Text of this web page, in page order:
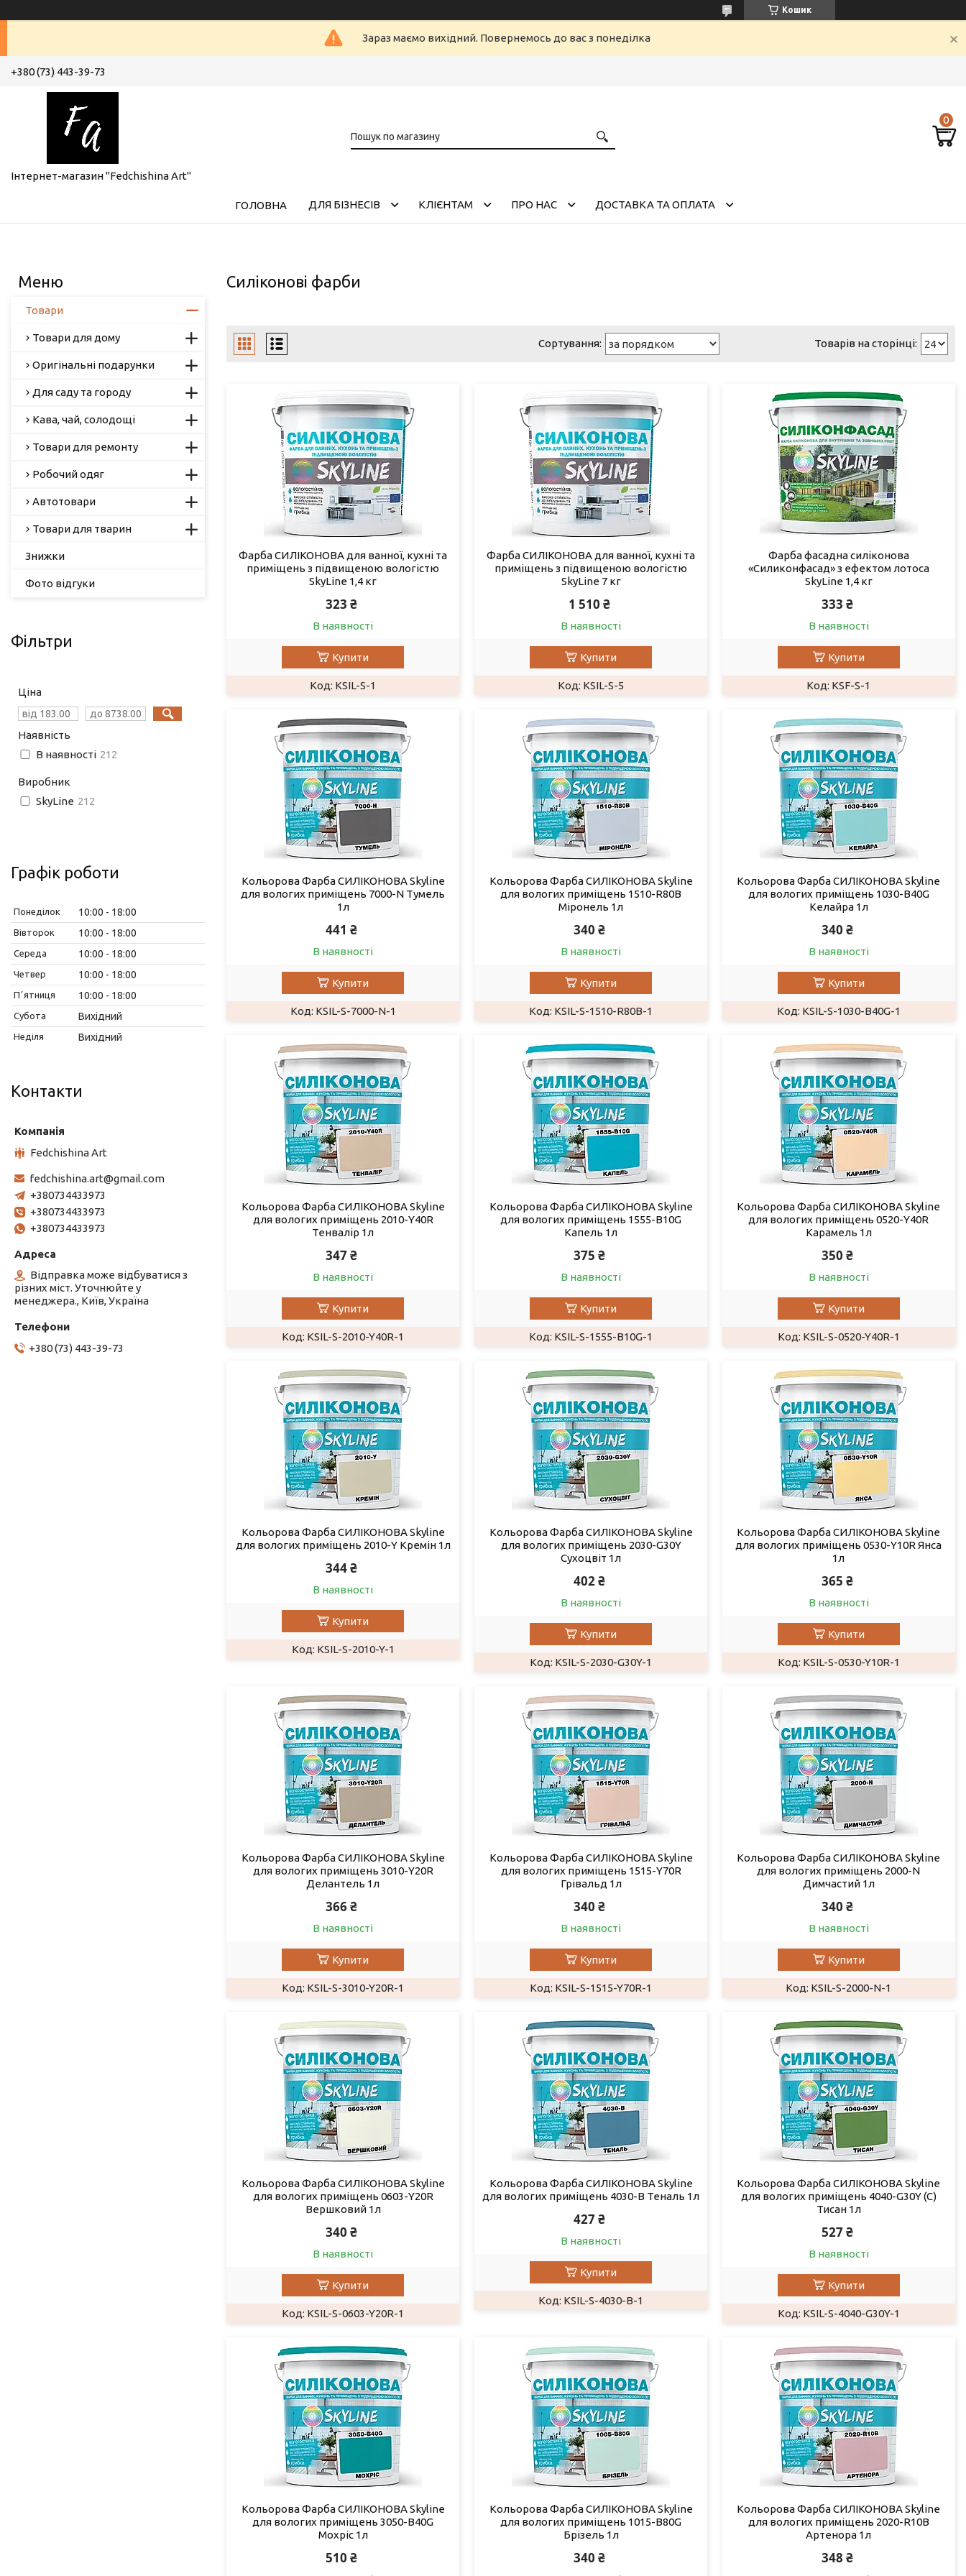
Кошик
Зараз маємо вихідний. Повернемось до вас з понеділка
+380 (73) 443-39-73
Інтернет-магазин "Fedchishina Art"
ГОЛОВНА ДЛЯ БІЗНЕСІВ КЛІЄНТАМ ПРО НАС ДОСТАВКА ТА ОПЛАТА
Силіконові фарби
Фарба СИЛІКОНОВА для ванної, кухні та
приміщень з підвищеною вологістю
SkyLine 1,4 кг
323 ₴
В наявності
Купити
KSIL-S-1
Фарба СИЛІКОНОВА для ванної, кухні та
приміщень з підвищеною вологістю
SkyLine 7 кг
1 510 ₴
В наявності
Купити
KSIL-S-5
Фарба фасадна силіконова
«Силиконфасад» з ефектом лотоса
SkyLine 1,4 кг
333 ₴
В наявності
Купити
KSF-S-1
Кольорова Фарба СИЛІКОНОВА Skyline
для вологих приміщень 7000-N Тумель
1л
441 ₴
В наявності
Купити
KSIL-S-7000-N-1
Кольорова Фарба СИЛІКОНОВА Skyline
для вологих приміщень 1510-R80B
Міронель 1л
340 ₴
В наявності
Купити
KSIL-S-1510-R80B-1
Кольорова Фарба СИЛІКОНОВА Skyline
для вологих приміщень 1030-B40G
Келайра 1л
340 ₴
В наявності
Купити
KSIL-S-1030-B40G-1
Кольорова Фарба СИЛІКОНОВА Skyline
для вологих приміщень 2010-Y40R
Тенвалір 1л
347 ₴
В наявності
Купити
KSIL-S-2010-Y40R-1
Кольорова Фарба СИЛІКОНОВА Skyline
для вологих приміщень 1555-B10G
Капель 1л
375 ₴
В наявності
Купити
KSIL-S-1555-B10G-1
Кольорова Фарба СИЛІКОНОВА Skyline
для вологих приміщень 0520-Y40R
Карамель 1л
350 ₴
В наявності
Купити
KSIL-S-0520-Y40R-1
Кольорова Фарба СИЛІКОНОВА Skyline
для вологих приміщень 2010-Y Кремін 1л
344 ₴
В наявності
Купити
KSIL-S-2010-Y-1
Кольорова Фарба СИЛІКОНОВА Skyline
для вологих приміщень 2030-G30Y
Сухоцвіт 1л
402 ₴
В наявності
Купити
KSIL-S-2030-G30Y-1
Кольорова Фарба СИЛІКОНОВА Skyline
для вологих приміщень 0530-Y10R Янса
1л
365 ₴
В наявності
Купити
KSIL-S-0530-Y10R-1
Кольорова Фарба СИЛІКОНОВА Skyline
для вологих приміщень 3010-Y20R
Делантель 1л
366 ₴
В наявності
Купити
KSIL-S-3010-Y20R-1
Кольорова Фарба СИЛІКОНОВА Skyline
для вологих приміщень 1515-Y70R
Грівальд 1л
340 ₴
В наявності
Купити
KSIL-S-1515-Y70R-1
Кольорова Фарба СИЛІКОНОВА Skyline
для вологих приміщень 2000-N
Димчастий 1л
340 ₴
В наявності
Купити
KSIL-S-2000-N-1
Кольорова Фарба СИЛІКОНОВА Skyline
для вологих приміщень 0603-Y20R
Вершковий 1л
340 ₴
В наявності
Купити
KSIL-S-0603-Y20R-1
Кольорова Фарба СИЛІКОНОВА Skyline
для вологих приміщень 4030-B Теналь 1л
427 ₴
В наявності
Купити
KSIL-S-4030-B-1
Кольорова Фарба СИЛІКОНОВА Skyline
для вологих приміщень 4040-G30Y (C)
Тисан 1л
527 ₴
В наявності
Купити
KSIL-S-4040-G30Y-1
Кольорова Фарба СИЛІКОНОВА Skyline
для вологих приміщень 3050-B40G
Мохріс 1л
510 ₴
Кольорова Фарба СИЛІКОНОВА Skyline
для вологих приміщень 1015-B80G
Брізель 1л
340 ₴
Кольорова Фарба СИЛІКОНОВА Skyline
для вологих приміщень 2020-R10B
Артенора 1л
348 ₴
Товари
Товари для дому
Оригінальні подарунки
Для саду та городу
Кава, чай, солодощі
Товари для ремонту
Робочий одяг
Автотовари
Товари для тварин
Знижки
Фото відгуки
Фільтри
Ціна
Наявність
В наявності 212
Виробник
SkyLine 212
Графік роботи
Понеділок 10:00 18:00
Вівторок 10:00 18:00
Середа 10:00 18:00
Четвер 10:00 18:00
Пʼятниця 10:00 18:00
Субота Вихідний
Неділя Вихідний
Контакти
Fedchishina Art
fedchishina.art@gmail.com
+380734433973
+380734433973
+380734433973
Відправка може відбуватися з
різних міст. Уточнюйте у
менеджера., Київ, Україна
+380 (73) 443-39-73